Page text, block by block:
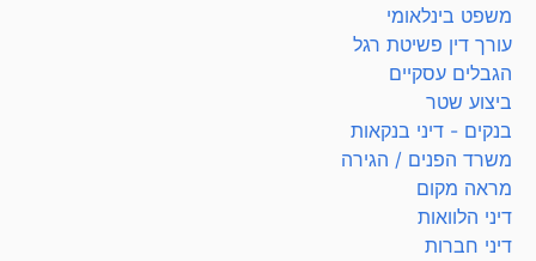
משפט בינלאומי
עורך דין פשיטת רגל
הגבלים עסקיים
ביצוע שטר
בנקים - דיני בנקאות
משרד הפנים / הגירה
מראה מקום
דיני הלוואות
דיני חברות